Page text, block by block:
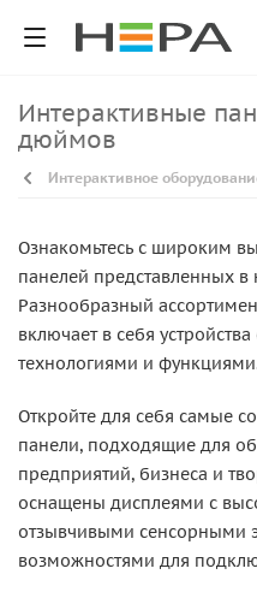
Интерактивные панели KINDERMANN 86
дюймов
Интерактивное
Ознакомьтесь с широким
панелей представленных
Разнообразный
включает в себя
технологиями и
Откройте для себя самые
панели, подходящие для
предприятий, бизнеса и
оснащены дисплеями с
отзывчивыми сенсорными
возможностями для